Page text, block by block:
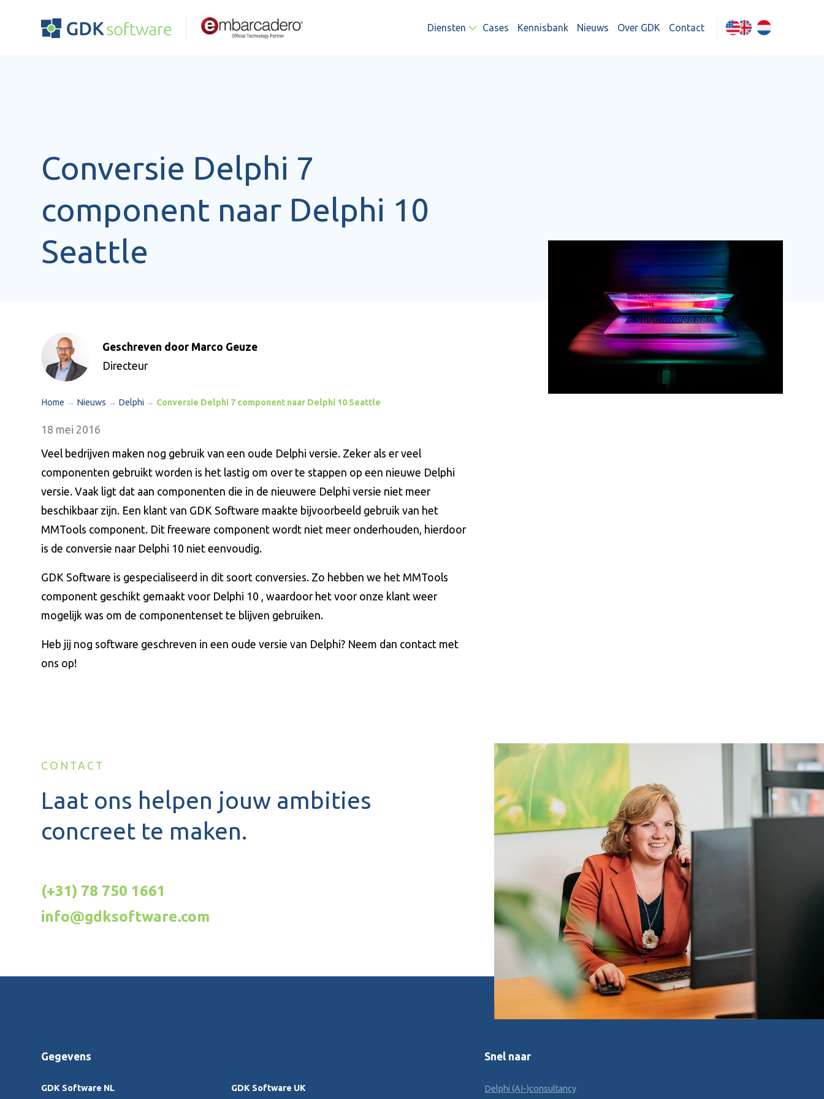
Diensten Cases Kennisbank Nieuws Over GDK Contact
Conversie Delphi 7
component naar Delphi 10
Seattle
Geschreven door Marco Geuze
Directeur
Home → Nieuws → Delphi → Conversie Delphi 7 component naar Delphi 10 Seattle
18 mei 2016
Veel bedrijven maken nog gebruik van een oude Delphi versie. Zeker als er veel
componenten gebruikt worden is het lastig om over te stappen op een nieuwe Delphi
versie. Vaak ligt dat aan componenten die in de nieuwere Delphi versie niet meer
beschikbaar zijn. Een klant van GDK Software maakte bijvoorbeeld gebruik van het
MMTools component. Dit freeware component wordt niet meer onderhouden, hierdoor
is de conversie naar Delphi 10 niet eenvoudig.
GDK Software is gespecialiseerd in dit soort conversies. Zo hebben we het MMTools
component geschikt gemaakt voor Delphi 10 , waardoor het voor onze klant weer
mogelijk was om de componentenset te blijven gebruiken.
Heb jij nog software geschreven in een oude versie van Delphi? Neem dan contact met
ons op!
CONTACT
Laat ons helpen jouw ambities
concreet te maken.
(+31) 78 750 1661
info@gdksoftware.com
Gegevens
GDK Software NL
GDK Software UK
Snel naar
Delphi (AI-)consultancy